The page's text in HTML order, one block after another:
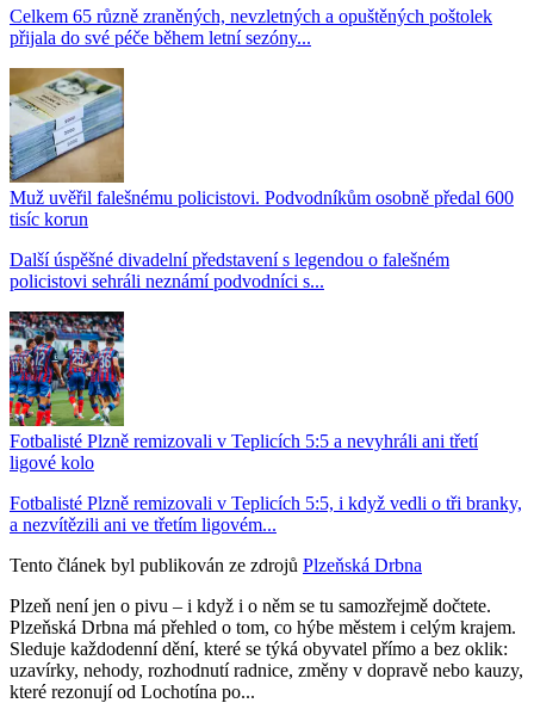
Celkem 65 různě zraněných, nevzletných a opuštěných poštolek
přijala do své péče během letní sezóny...
Muž uvěřil falešnému policistovi. Podvodníkům osobně předal 600
tisíc korun
Další úspěšné divadelní představení s legendou o falešném
policistovi sehráli neznámí podvodníci s...
Fotbalisté Plzně remizovali v Teplicích 5:5 a nevyhráli ani třetí
ligové kolo
Fotbalisté Plzně remizovali v Teplicích 5:5, i když vedli o tři branky,
a nezvítězili ani ve třetím ligovém...
Tento článek byl publikován ze zdrojů Plzeňská Drbna
Plzeň není jen o pivu – i když i o něm se tu samozřejmě dočtete.
Plzeňská Drbna má přehled o tom, co hýbe městem i celým krajem.
Sleduje každodenní dění, které se týká obyvatel přímo a bez oklik:
uzavírky, nehody, rozhodnutí radnice, změny v dopravě nebo kauzy,
které rezonují od Lochotína po...